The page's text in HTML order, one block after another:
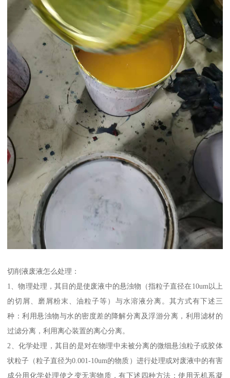
切削液废液怎么处理：
1、物理处理，其目的是使废液中的悬浊物（指粒子直径在10um以上
的切屑、磨屑粉末、油粒子等）与水溶液分离。其方式有下述三
种：利用悬浊物与水的密度差的降解分离及浮游分离，利用滤材的
过滤分离，利用离心装置的离心分离。
2、化学处理，其目的是对在物理中未被分离的微细悬浊粒子或胶体
状粒子（粒子直径为0.001-10um的物质）进行处理或对废液中的有害
成分用化学处理使之变无害物质，有下述四种方法：使用无机系凝